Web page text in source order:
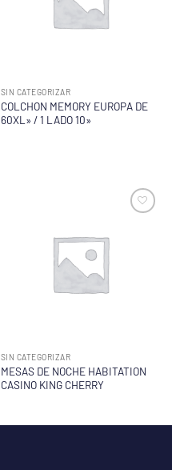
SIN CATEGORIZAR
COLCHON MEMORY EUROPA DE
60XL» / 1 LADO 10»
SIN CATEGORIZAR
MESAS DE NOCHE HABITATION
CASINO KING CHERRY